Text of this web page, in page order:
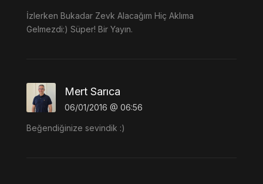
İzlerken Bukadar Zevk Alacağım Hiç Aklıma
Gelmezdi:) Süper! Bir Yayın.
Mert Sarıca
06/01/2016 @ 06:56
Beğendiğinize sevindik :)